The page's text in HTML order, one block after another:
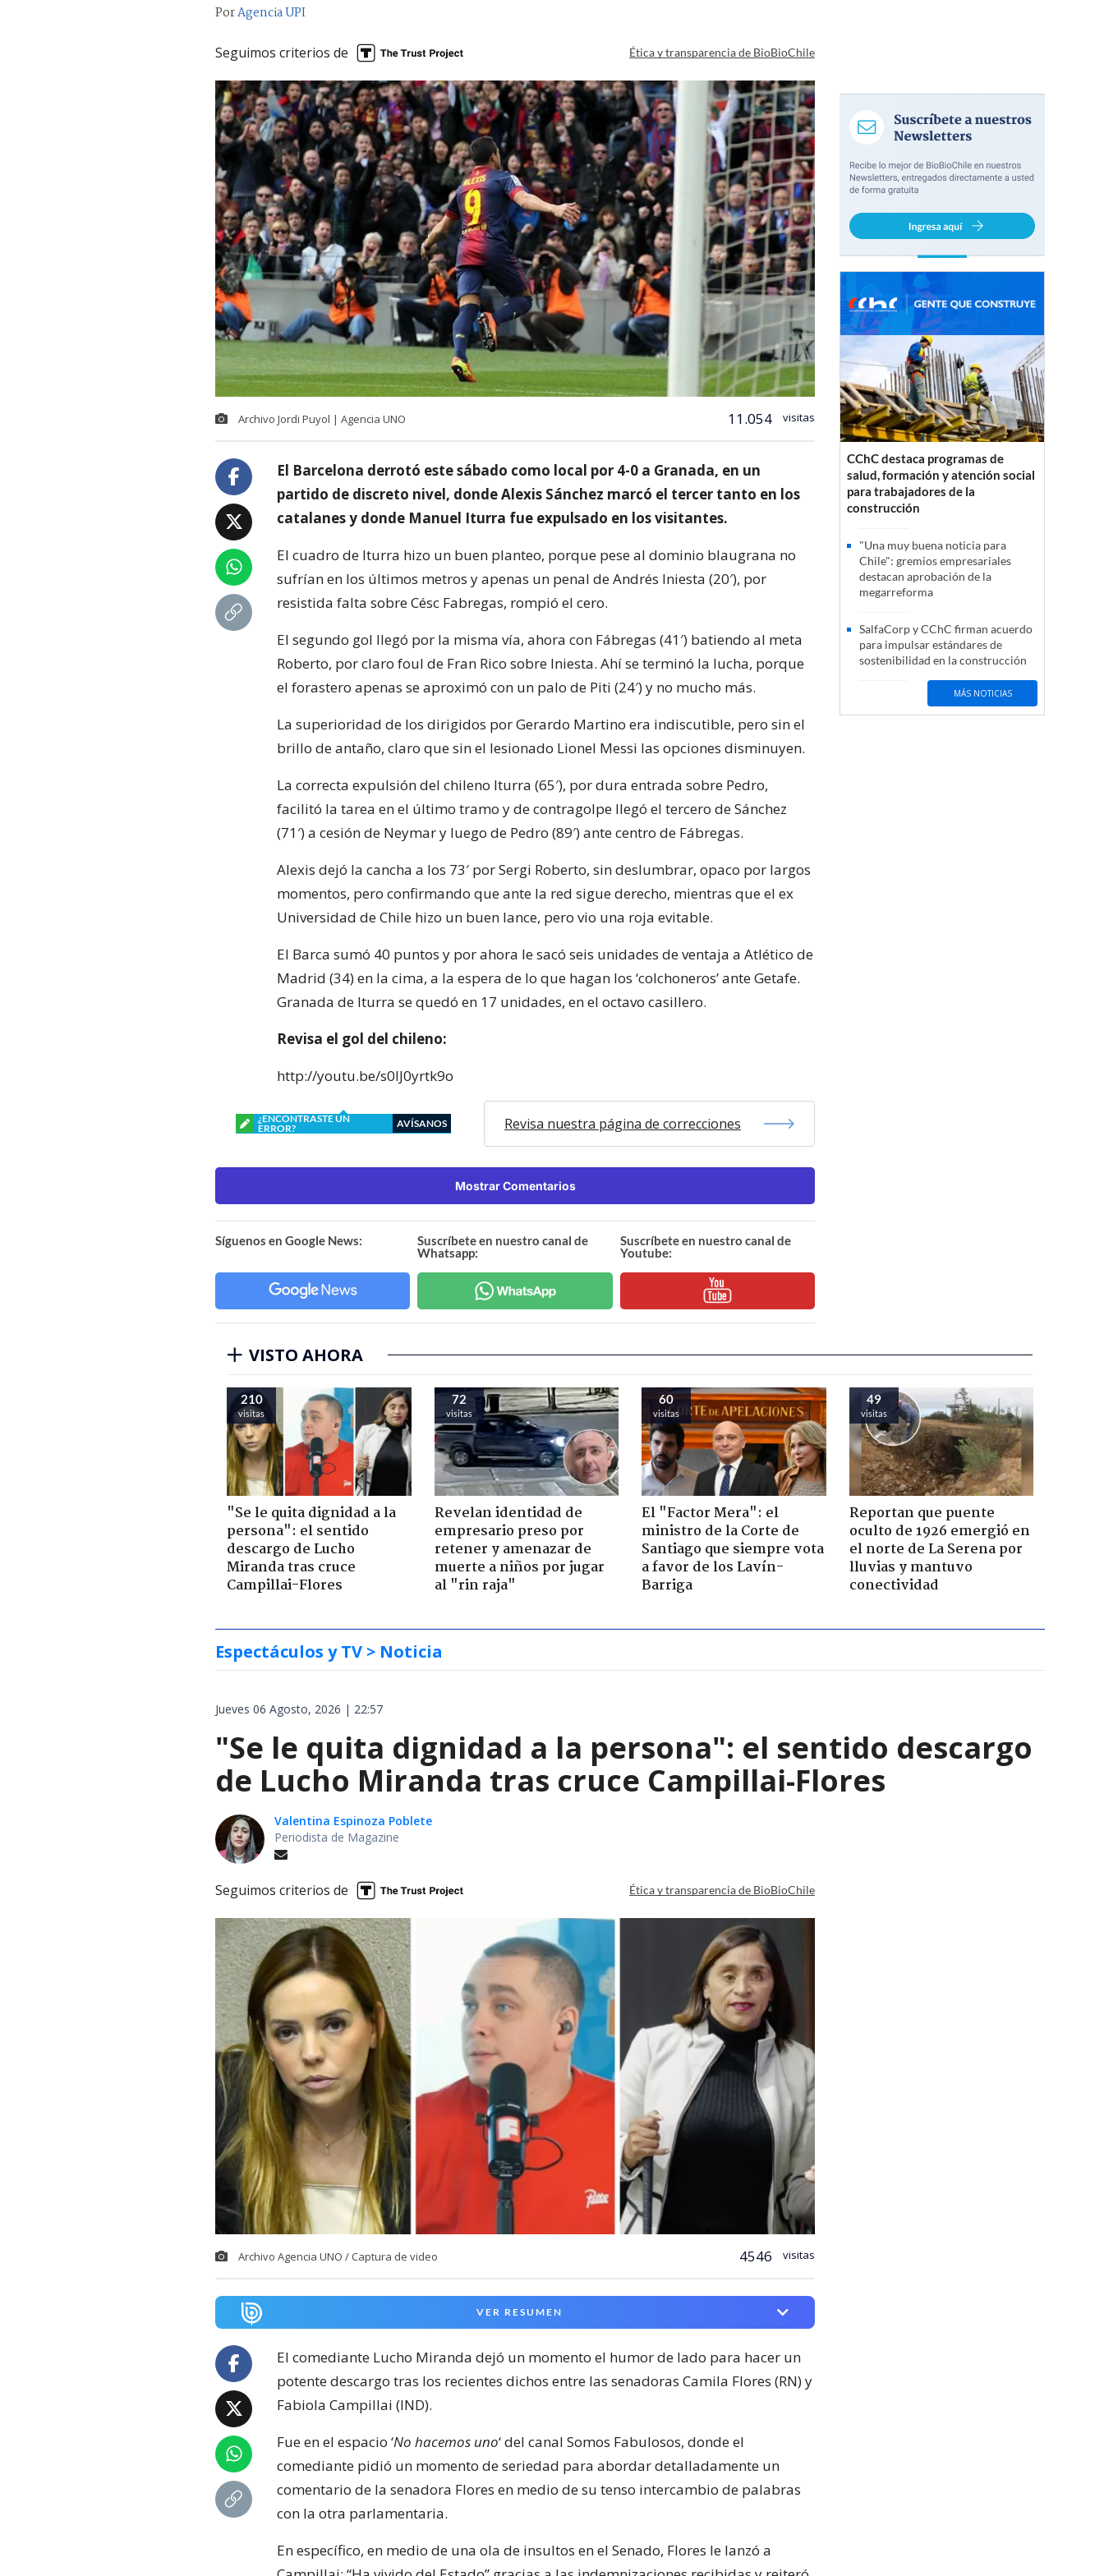
PorAgencia UPI
Seguimos criterios de Ética y transparencia de BioBioChile
Archivo Jordi Puyol | Agencia UNO 11.054 visitas
El Barcelona derrotó este sábado como local por 4-0 a Granada, en un
partido de discreto nivel, donde Alexis Sánchez marcó el tercer tanto en los
catalanes y donde Manuel Iturra fue expulsado en los visitantes.
El cuadro de Iturra hizo un buen planteo, porque pese al dominio blaugrana no
sufrían en los últimos metros y apenas un penal de Andrés Iniesta (20′), por
resistida falta sobre Césc Fabregas, rompió el cero.
El segundo gol llegó por la misma vía, ahora con Fábregas (41′) batiendo al meta
Roberto, por claro foul de Fran Rico sobre Iniesta. Ahí se terminó la lucha, porque
el forastero apenas se aproximó con un palo de Piti (24′) y no mucho más.
La superioridad de los dirigidos por Gerardo Martino era indiscutible, pero sin el
brillo de antaño, claro que sin el lesionado Lionel Messi las opciones disminuyen.
La correcta expulsión del chileno Iturra (65′), por dura entrada sobre Pedro,
facilitó la tarea en el último tramo y de contragolpe llegó el tercero de Sánchez
(71′) a cesión de Neymar y luego de Pedro (89′) ante centro de Fábregas.
Alexis dejó la cancha a los 73′ por Sergi Roberto, sin deslumbrar, opaco por largos
momentos, pero confirmando que ante la red sigue derecho, mientras que el ex
Universidad de Chile hizo un buen lance, pero vio una roja evitable.
El Barca sumó 40 puntos y por ahora le sacó seis unidades de ventaja a Atlético de
Madrid (34) en la cima, a la espera de lo que hagan los ‘colchoneros’ ante Getafe.
Granada de Iturra se quedó en 17 unidades, en el octavo casillero.
Revisa el gol del chileno:
http://youtu.be/s0IJ0yrtk9o
¿ENCONTRASTE UN
ERROR?
AVÍSANOS Revisa nuestra página de correcciones
Mostrar Comentarios
Síguenos en Google News:
Suscríbete en nuestro canal de
Whatsapp:
Suscríbete en nuestro canal de
Youtube:
CChC destaca programas de
salud, formación y atención social
para trabajadores de la
construcción
"Una muy buena noticia para
Chile": gremios empresariales
destacan aprobación de la
megarreforma
SalfaCorp y CChC firman acuerdo
para impulsar estándares de
sostenibilidad en la construcción
MÁS NOTICIAS
VISTO AHORA
210
visitas
"Se le quita dignidad a la
persona": el sentido
descargo de Lucho
Miranda tras cruce
Campillai-Flores
72
visitas
Revelan identidad de
empresario preso por
retener y amenazar de
muerte a niños por jugar
al "rin raja"
60
visitas
El "Factor Mera": el
ministro de la Corte de
Santiago que siempre vota
a favor de los Lavín-
Barriga
49
visitas
Reportan que puente
oculto de 1926 emergió en
el norte de La Serena por
lluvias y mantuvo
conectividad
Espectáculos y TV > Noticia
Jueves 06 Agosto, 2026 | 22:57
"Se le quita dignidad a la persona": el sentido descargo
de Lucho Miranda tras cruce Campillai-Flores
Valentina Espinoza Poblete
Periodista de Magazine
Seguimos criterios de Ética y transparencia de BioBioChile
Archivo Agencia UNO / Captura de video 4546 visitas
VER RESUMEN
El comediante Lucho Miranda dejó un momento el humor de lado para hacer un
potente descargo tras los recientes dichos entre las senadoras Camila Flores (RN) y
Fabiola Campillai (IND).
Fue en el espacio ‘No hacemos uno‘ del canal Somos Fabulosos, donde el
comediante pidió un momento de seriedad para abordar detalladamente un
comentario de la senadora Flores en medio de su tenso intercambio de palabras
con la otra parlamentaria.
En específico, en medio de una ola de insultos en el Senado, Flores le lanzó a